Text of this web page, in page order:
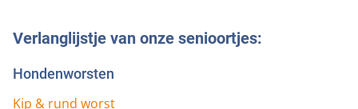
Verlanglijstje van onze senioortjes:
Hondenworsten
Kip & rund worst